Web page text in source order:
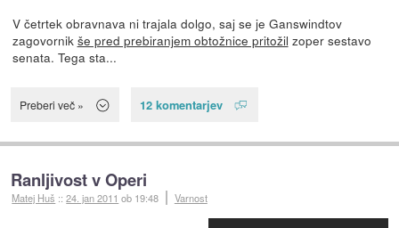
V četrtek obravnava ni trajala dolgo, saj se je Ganswindtov
zagovornik še pred prebiranjem obtožnice pritožil zoper sestavo
senata. Tega sta...
Preberi več » 12 komentarjev
Ranljivost v Operi
Matej Huš ::24. jan 2011 ob 19:48 Varnost